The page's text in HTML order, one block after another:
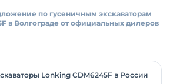
по гусеничным экскаваторам
в Волгограде от официальных дилеров
Lonking CDM6245F в России